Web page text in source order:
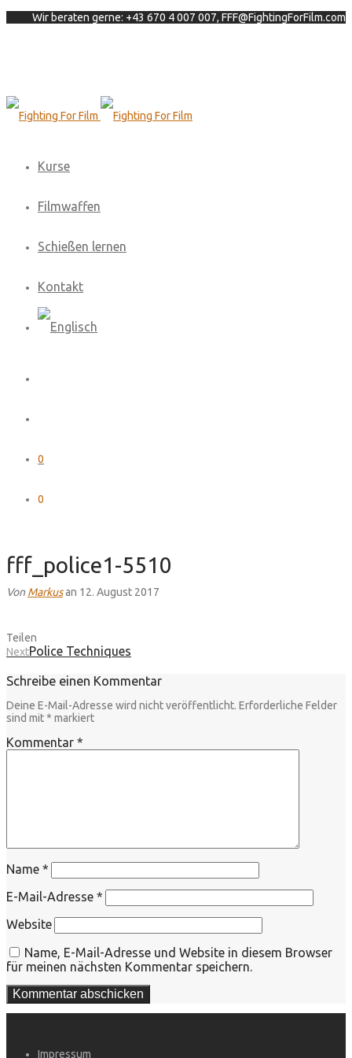
Wir beraten gerne: +43 670 4 007 007, FFF@FightingForFilm.com
Kurse
Filmwaffen
Schießen lernen
Kontakt
0
0
fff_police1-5510
VonMarkusan 12. August 2017
Teilen
NextPolice Techniques
Schreibe einen Kommentar
Deine E-Mail-Adresse wird nicht veröffentlicht. Erforderliche Felder
sind mit* markiert
Kommentar *
Name *
E-Mail-Adresse *
Website
Name, E-Mail-Adresse und Website in diesem Browser
für meinen nächsten Kommentar speichern.
Impressum